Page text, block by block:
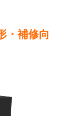
・補修向